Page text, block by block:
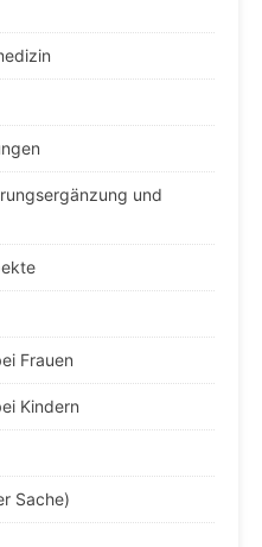
und
Frauen
Kindern
Sache)